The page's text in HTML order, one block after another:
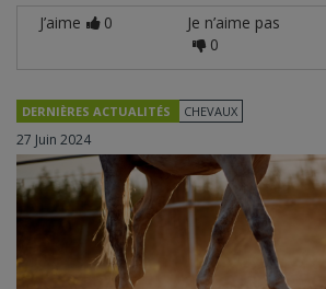
J’aime 0
Je n’aime pas
0
DERNIÈRES ACTUALITÉS CHEVAUX
27 Juin 2024